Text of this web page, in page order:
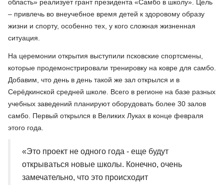
область» реализует грант президента «Самбо в школу». Цель
– привлечь во внеучебное время детей к здоровому образу
жизни и спорту, особенно тех, у кого сложная жизненная
ситуация.
На церемонии открытия выступили псковские спортсмены,
которые продемонстрировали тренировку на ковре для самбо.
Добавим, что день в день такой же зал открылся и в
Серёдкинской средней школе. Всего в регионе на базе разных
учебных заведений планируют оборудовать более 30 залов
самбо. Первый открылся в Великих Луках в конце февраля
этого года.
«Это проект не одного года - еще будут
открываться новые школы. Конечно, очень
замечательно, что это происходит